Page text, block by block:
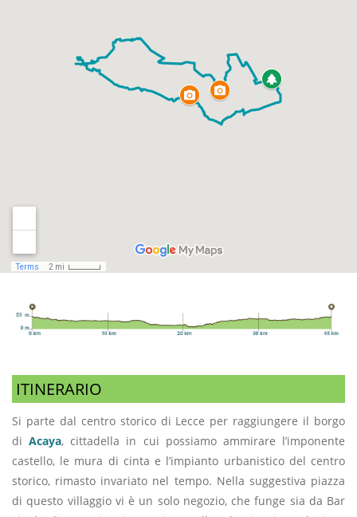
ITINERARIO
Si parte dal centro storico di Lecce per raggiungere il borgo
diAcaya, cittadella in cui possiamo ammirare l’imponente
castello, le mura di cinta e l’impianto urbanistico del centro
storico, rimasto invariato nel tempo. Nella suggestiva piazza
di questo villaggio vi è un solo negozio, che funge sia da Bar